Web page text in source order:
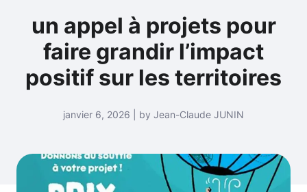
un appel à projets pour
faire grandir l’impact
positif sur les territoires
janvier 6, 2026 | by Jean-Claude JUNIN